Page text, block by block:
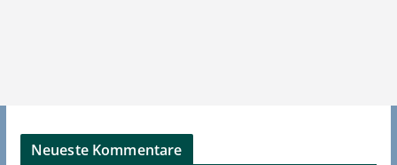
Neueste Kommentare